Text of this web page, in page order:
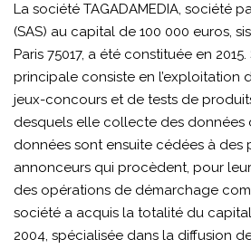
La société TAGADAMEDIA, société
(SAS) au capital de 100 000 euros,
Paris 75017, a été constituée en
principale consiste en l’exploitation
jeux-concours et de tests de
desquels elle collecte des données
données sont ensuite cédées à des
annonceurs qui procèdent, pour
des opérations de démarchage
société a acquis la totalité du
2004, spécialisée dans la diffusion